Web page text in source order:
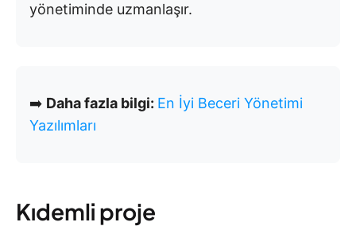
yönetiminde uzmanlaşır.
➡️ Daha fazla bilgi: En İyi Beceri Yönetimi
Yazılımları
Kıdemli proje